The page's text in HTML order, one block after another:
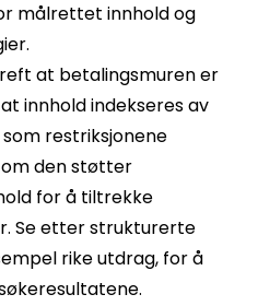
målrettet innhold og
at betalingsmuren er
innhold indekseres av
restriksjonene
den støtter
for å tiltrekke
Se etter strukturerte
rike utdrag, for å